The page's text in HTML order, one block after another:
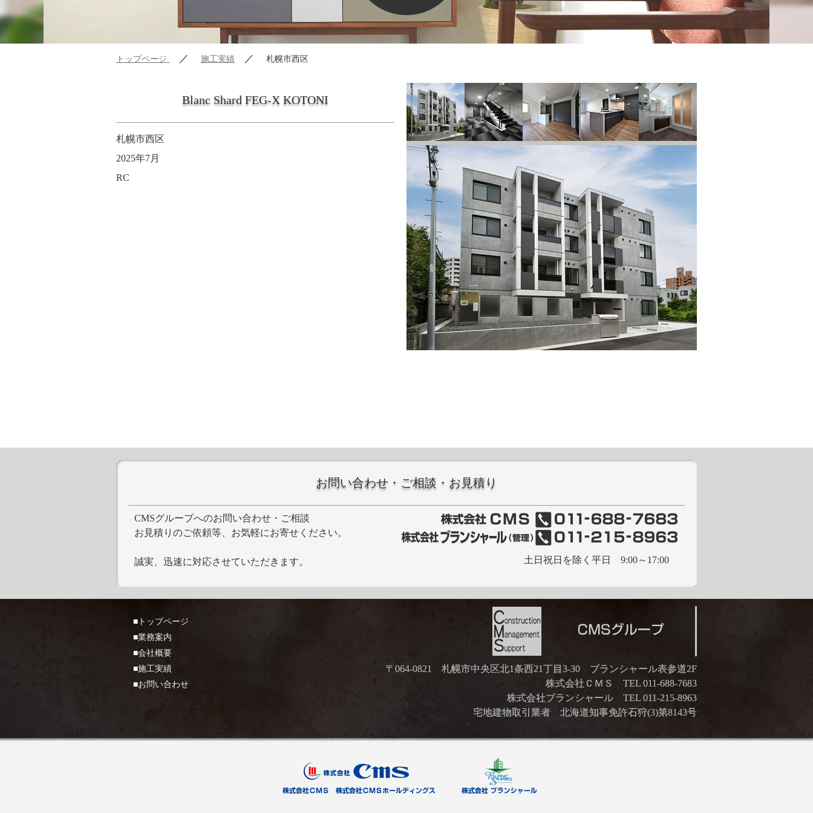
トップページ ／ 施工実績 ／ 札幌市西区
Blanc Shard FEG-X KOTONI
札幌市西区
2025年7月
RC
お問い合わせ・ご相談・お見積り
CMSグループへのお問い合わせ・ご相談
お見積りのご依頼等、お気軽にお寄せください。
誠実、迅速に対応させていただきます。 土日祝日を除く平日 9:00～17:00
■トップページ
■業務案内
■会社概要
■施工実績
■お問い合わせ
〒064-0821 札幌市中央区北1条西21丁目3-30 ブランシャール表参道2F
株式会社ＣＭＳ TEL 011-688-7683
株式会社ブランシャール TEL 011-215-8963
宅地建物取引業者 北海道知事免許石狩(3)第8143号